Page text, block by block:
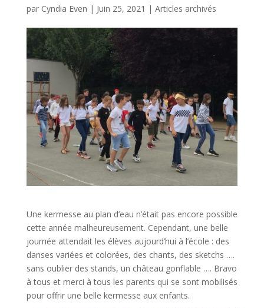
par Cyndia Even | Juin 25, 2021 | Articles archivés
Une kermesse au plan d’eau n’était pas encore possible
cette année malheureusement. Cependant, une belle
journée attendait les élèves aujourd’hui à l’école : des
danses variées et colorées, des chants, des sketchs ….
sans oublier des stands, un château gonflable …. Bravo
à tous et merci à tous les parents qui se sont mobilisés
pour offrir une belle kermesse aux enfants.